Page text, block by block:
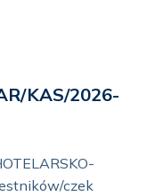
KAS/2026-
czek